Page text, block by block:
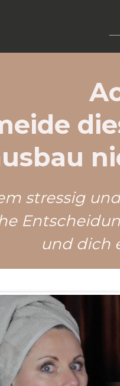
stressig
und dich